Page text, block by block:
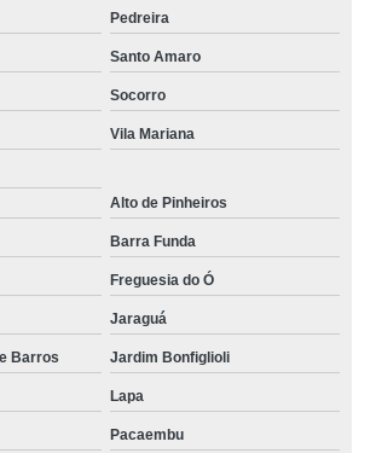
Pedreira
Santo Amaro
Socorro
Vila Mariana
Alto de Pinheiros
Barra Funda
Freguesia do Ó
Jaraguá
Barros Jardim Bonfiglioli
Lapa
Pacaembu